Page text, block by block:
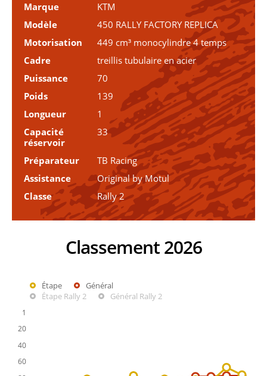
Marque
KTM
Modèle
450 RALLY FACTORY REPLICA
Motorisation
449 cm³ monocylindre 4 temps
Cadre
treillis tubulaire en acier
Puissance
70
Poids
139
Longueur
1
Capacité
réservoir
33
Préparateur
TB Racing
Assistance
Original by Motul
Classe
Rally 2
Classement 2026
Étape
Général
Étape Rally 2
Général Rally 2